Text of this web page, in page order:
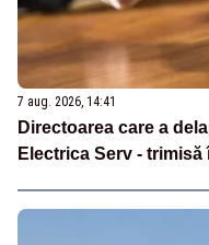
7 aug. 2026, 14:41
Directoarea care a
Electrica Serv - trimisă